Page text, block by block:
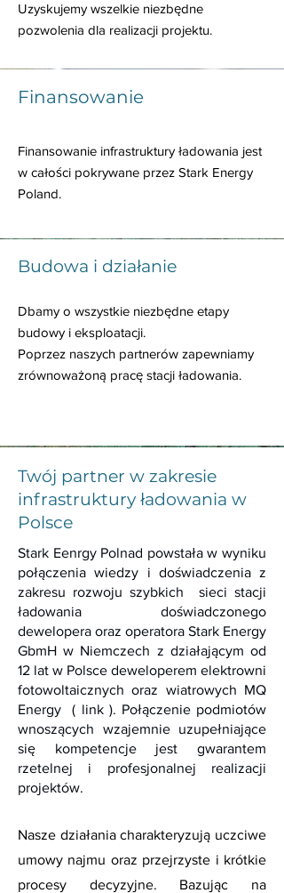
Uzyskujemy wszelkie niezbędne
pozwolenia dla realizacji projektu.
Finansowanie
Finansowanie infrastruktury ładowania jest
w całości pokrywane przez Stark Energy
Poland.
Budowa i działanie
Dbamy o wszystkie niezbędne etapy
budowy i eksploatacji.
Poprzez naszych partnerów zapewniamy
zrównoważoną pracę stacji ładowania.
Twój partner w zakresie
infrastruktury ładowania w
Polsce
Stark Eenrgy Polnad powstała w wyniku
połączenia wiedzy i doświadczenia z
zakresu rozwoju szybkich sieci stacji
ładowania doświadczonego
dewelopera oraz operatora Stark Energy
GbmH w Niemczech z działającym od
12 lat w Polsce deweloperem elektrowni
fotowoltaicznych oraz wiatrowych MQ
Energy ( link ). Połączenie podmiotów
wnoszących wzajemnie uzupełniające
się kompetencje jest gwarantem
rzetelnej i profesjonalnej realizacji
projektów.
Nasze działania charakteryzują uczciwe
umowy najmu oraz przejrzyste i krótkie
procesy decyzyjne. Bazując na